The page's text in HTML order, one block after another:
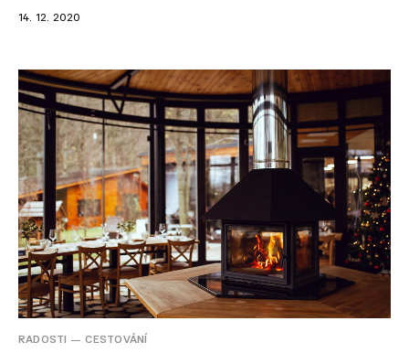
14. 12. 2020
RADOSTI CESTOVÁNÍ